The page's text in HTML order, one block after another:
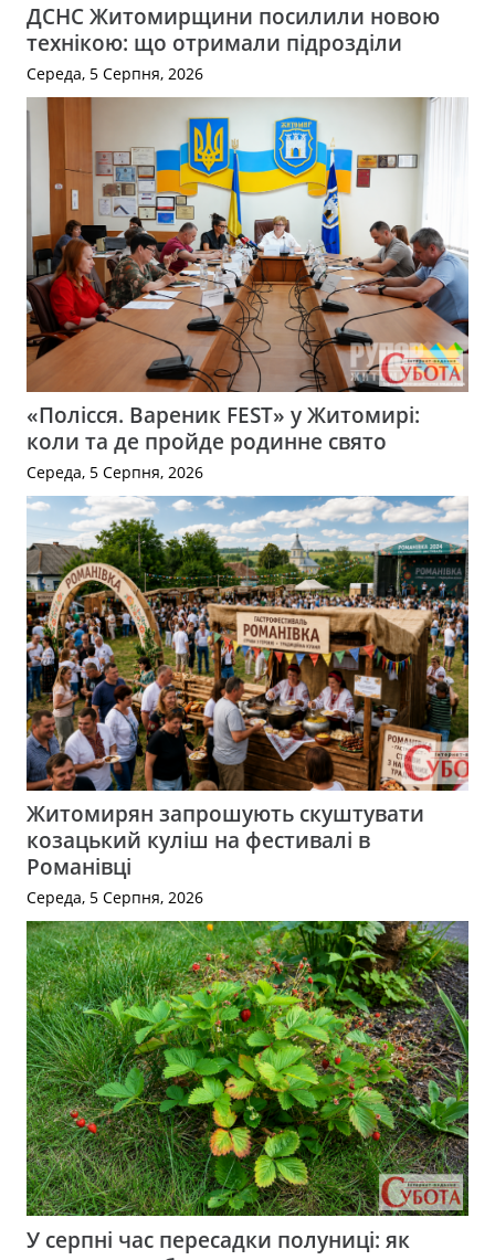
ДСНС Житомирщини посилили новою
технікою: що отримали підрозділи
Середа, 5 Серпня, 2026
«Полісся. Вареник FEST» у Житомирі:
коли та де пройде родинне свято
Середа, 5 Серпня, 2026
Житомирян запрошують скуштувати
козацький куліш на фестивалі в
Романівці
Середа, 5 Серпня, 2026
У серпні час пересадки полуниці: як